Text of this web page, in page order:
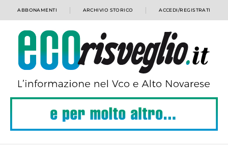
ABBONAMENTI ARCHIVIO STORICO ACCEDI/REGISTRATI